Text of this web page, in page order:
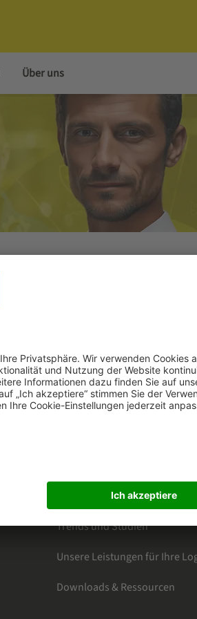
Über uns
KATEGORIEN
Software Solutions
Trends und Studien
Unsere Leistungen für Ihre
Downloads & Ressourcen